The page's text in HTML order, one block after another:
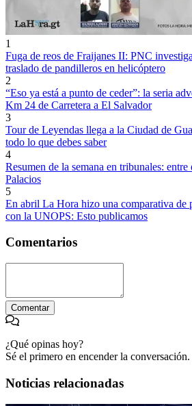
1
Fuga de reos de Fraijanes II: PNC
traslado de pandilleros en helicóptero
2
“Eso ya está a punto de ceder”: la seria
Km 24 de Carretera a El Salvador
3
Tour de Leyendas llega a la Ciudad de
todo lo que debes saber
4
Resumen de la semana en tribunales:
Palacios
5
En abril La Hora hizo una comparativa de
con la UNOPS: Esto publicamos
Comentarios
Comentar
¿Qué opinas hoy?
Sé el primero en encender la conversación.
Noticias relacionadas